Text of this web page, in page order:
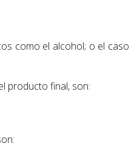
como el alcohol; o el caso
producto final, son: